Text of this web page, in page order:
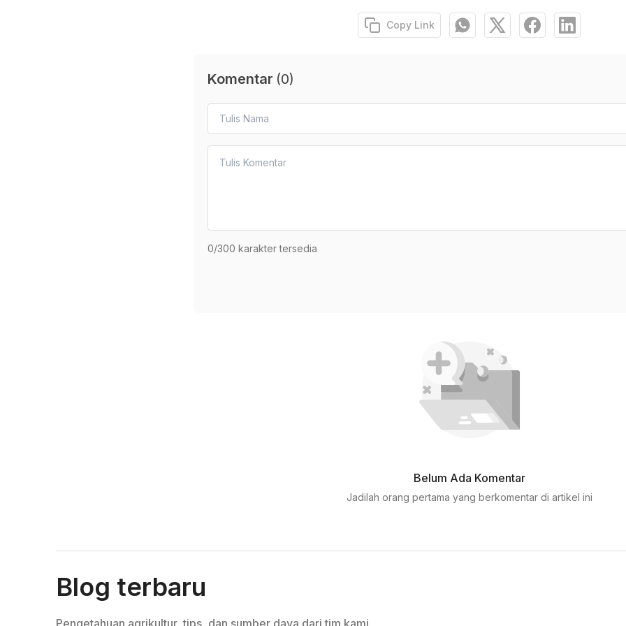
Copy Link
Komentar (0)
0/300 karakter tersedia
Belum Ada Komentar
Jadilah orang pertama yang berkomentar di artikel ini
Blog terbaru
Pengetahuan agrikultur, tips, dan sumber daya dari tim kami.